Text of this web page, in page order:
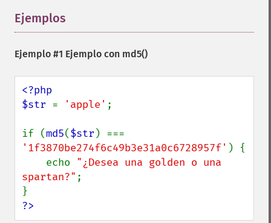
Ejemplos
Ejemplo #1 Ejemplo con md5()
<?php
$str = 'apple' ;
if (md5($str
'1f3870be274f6c49b3e31a0c6728957f' ) {
    echo
"¿Desea una golden o una
spartan?" ;
?>